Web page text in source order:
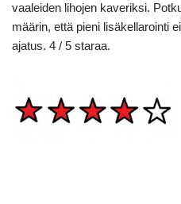
vaaleiden lihojen kaveriksi.
määrin, että pieni lisäkellarointi
ajatus. 4 / 5 staraa.